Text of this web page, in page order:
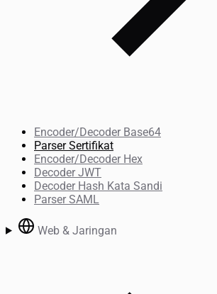
Encoder/Decoder Base64
Parser Sertifikat
Encoder/Decoder Hex
Decoder JWT
Decoder Hash Kata Sandi
Parser SAML
Web & Jaringan